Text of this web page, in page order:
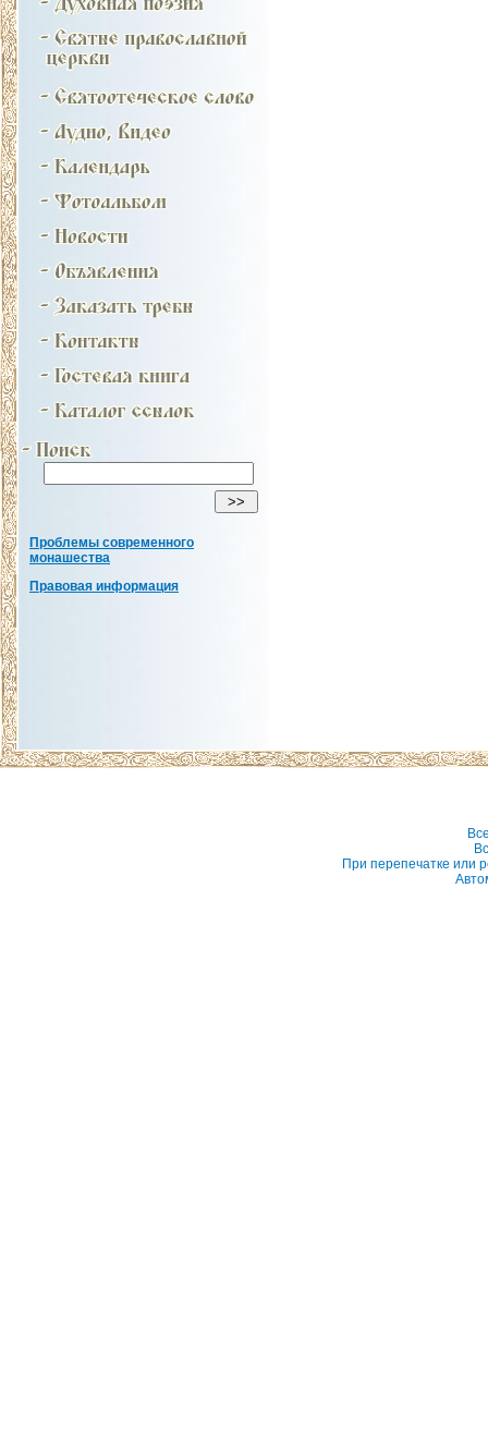
Проблемы современного
монашества
Правовая информация
При перепечатке или